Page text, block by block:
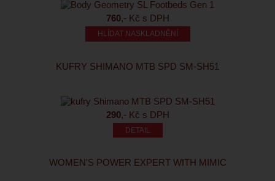
760,- Kč s DPH
HLÍDAT NASKLADNĚNÍ
KUFRY SHIMANO MTB SPD SM-SH51
290,- Kč s DPH
WOMEN'S POWER EXPERT WITH MIMIC